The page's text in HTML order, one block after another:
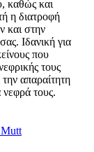
καθώς και
η διατροφή
και στην
Ιδανική για
που
τους
απαραίτητη
τους.